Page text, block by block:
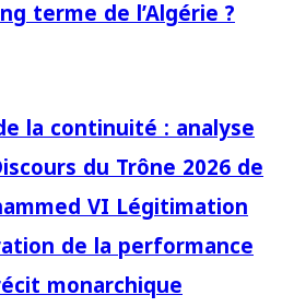
terme de l’Algérie ?
la continuité : analyse
du Trône 2026 de
VI Légitimation
de la performance
monarchique